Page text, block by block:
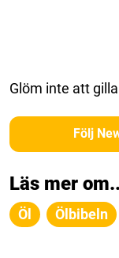
Glöm inte att
Följ
Läs mer
Öl Ölbibeln